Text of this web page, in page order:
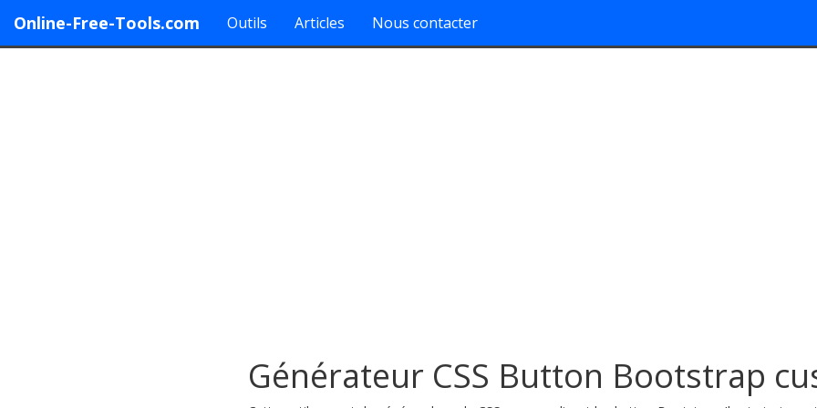
Online-Free-Tools.com Outils Articles Nous contacter
Générateur CSS Button Bootstrap